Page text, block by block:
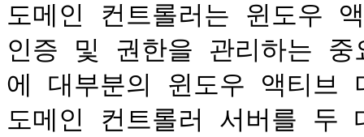
도메인 컨트롤러는 윈도우
인증 및 권한을 관리하는
에 대부분의 윈도우 액티브
도메인 컨트롤러 서버를